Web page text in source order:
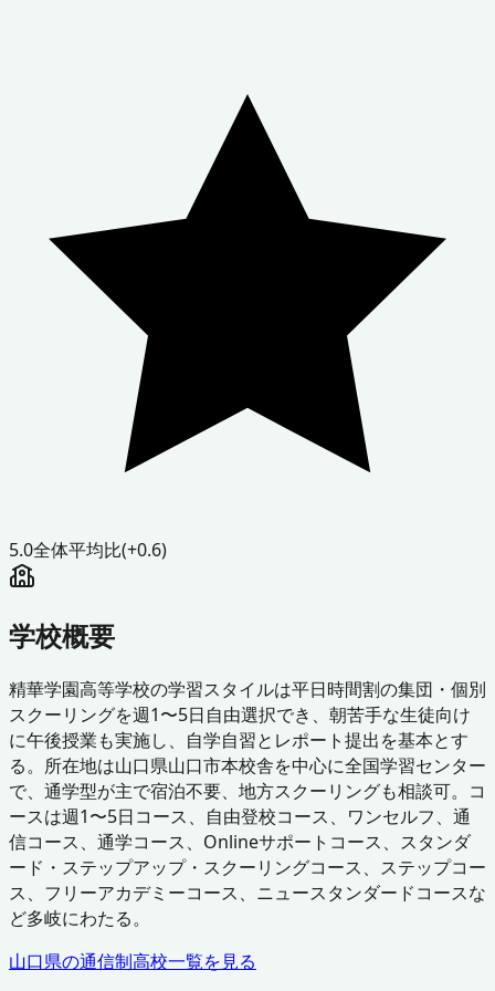
5.0全体平均比(+0.6)
学校概要
精華学園高等学校の学習スタイルは平日時間割の集団・個別
スクーリングを週1〜5日自由選択でき、朝苦手な生徒向け
に午後授業も実施し、自学自習とレポート提出を基本とす
る。所在地は山口県山口市本校舎を中心に全国学習センター
で、通学型が主で宿泊不要、地方スクーリングも相談可。コ
ースは週1〜5日コース、自由登校コース、ワンセルフ、通
信コース、通学コース、Onlineサポートコース、スタンダ
ード・ステップアップ・スクーリングコース、ステップコー
ス、フリーアカデミーコース、ニュースタンダードコースな
ど多岐にわたる。
山口県の通信制高校一覧を見る